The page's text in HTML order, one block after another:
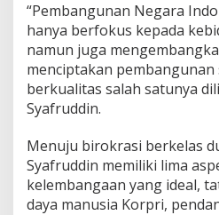
“Pembangunan Negara
hanya berfokus kepada
namun juga
menciptakan pembangunan
berkualitas salah satunya
Syafruddin.
Menuju birokrasi berkelas
Syafruddin memiliki lima
kelembangaan yang ideal,
daya manusia Korpri,